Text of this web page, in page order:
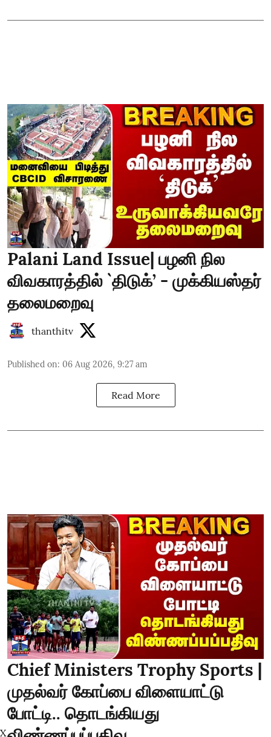
Palani Land Issue| பழனி நில
விவகாரத்தில் `திடுக்’ - முக்கியஸ்தர்
தலைமறைவு
thanthitv
Published on: 06 Aug 2026, 9:27 am
Read More
Chief Ministers Trophy Sports |
முதல்வர் கோப்பை விளையாட்டு
போட்டி.. தொடங்கியது
X